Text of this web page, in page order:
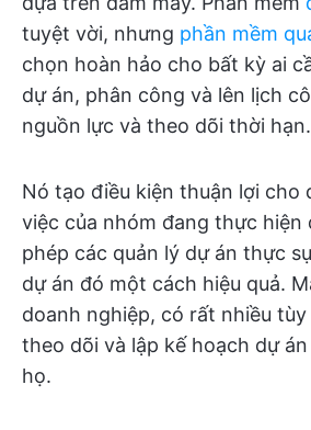
tuyệt vời, nhưng phần mềm
chọn hoàn hảo cho bất kỳ ai
dự án, phân công và lên lịch
nguồn lực và theo dõi thời hạn.
Nó tạo điều kiện thuận lợi cho
việc của nhóm đang thực hiện
phép các quản lý dự án thực
dự án đó một cách hiệu quả.
doanh nghiệp, có rất nhiều
theo dõi và lập kế hoạch dự
họ.